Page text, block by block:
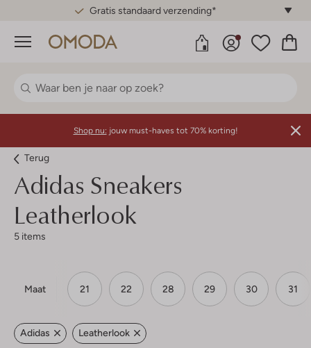
Gratis standaard verzending*
Menu
Shop nu: jouw must-haves tot 70% korting!
Terug
Adidas Sneakers
Leatherlook
5 items
Maat 21 22 28 29 30 31
Adidas Leatherlook